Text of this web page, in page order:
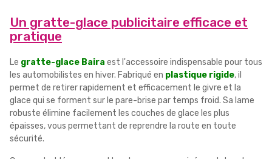
Un gratte-glace publicitaire efficace et
pratique
Le gratte-glace Baira est l'accessoire indispensable pour tous
les automobilistes en hiver. Fabriqué en plastique rigide, il
permet de retirer rapidement et efficacement le givre et la
glace qui se forment sur le pare-brise par temps froid. Sa lame
robuste élimine facilement les couches de glace les plus
épaisses, vous permettant de reprendre la route en toute
sécurité.